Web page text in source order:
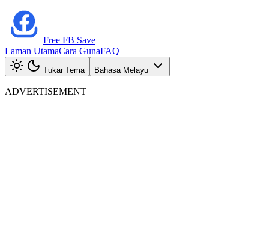
Free FB Save
Laman UtamaCara GunaFAQ
Tukar Tema Bahasa Melayu
ADVERTISEMENT